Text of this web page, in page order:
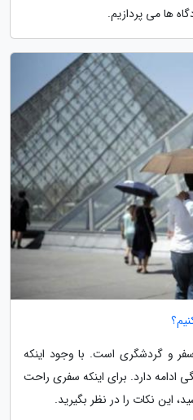
ها می پردازیم.
و گردشگری است. با وجود اینکه
ادامه دارد. برای اینکه سفری راحت
این نکات را در نظر بگیرید.